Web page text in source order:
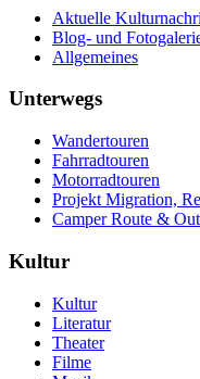
Aktuelle
Blog- und
Allgemeines
Unterwegs
Wandertouren
Fahrradtouren
Motorradtouren
Projekt Migration,
Camper Route &
Kultur
Kultur
Literatur
Theater
Filme